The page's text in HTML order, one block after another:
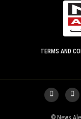
TERMS AND